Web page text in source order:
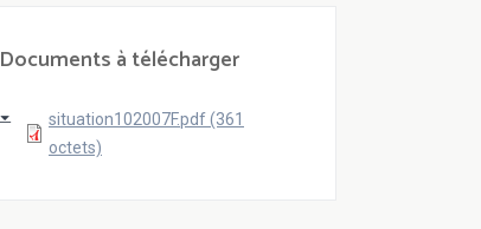
Documents à télécharger
situation102007F.pdf (361
octets)